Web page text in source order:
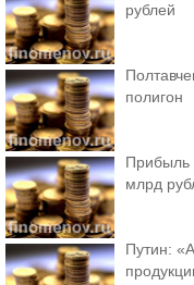
рублей
полигон
Прибыль
млрд
Путин: